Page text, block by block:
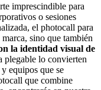
imprescindible para
o sesiones
el photocall para
sino que también
la identidad visual de
plegable lo convierten
equipos que se
que combine